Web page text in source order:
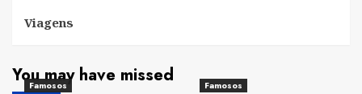
Viagens
You may have missed
Famosos Famosos